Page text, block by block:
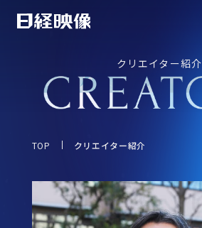
クリエイター紹介
TOP クリエイター紹介